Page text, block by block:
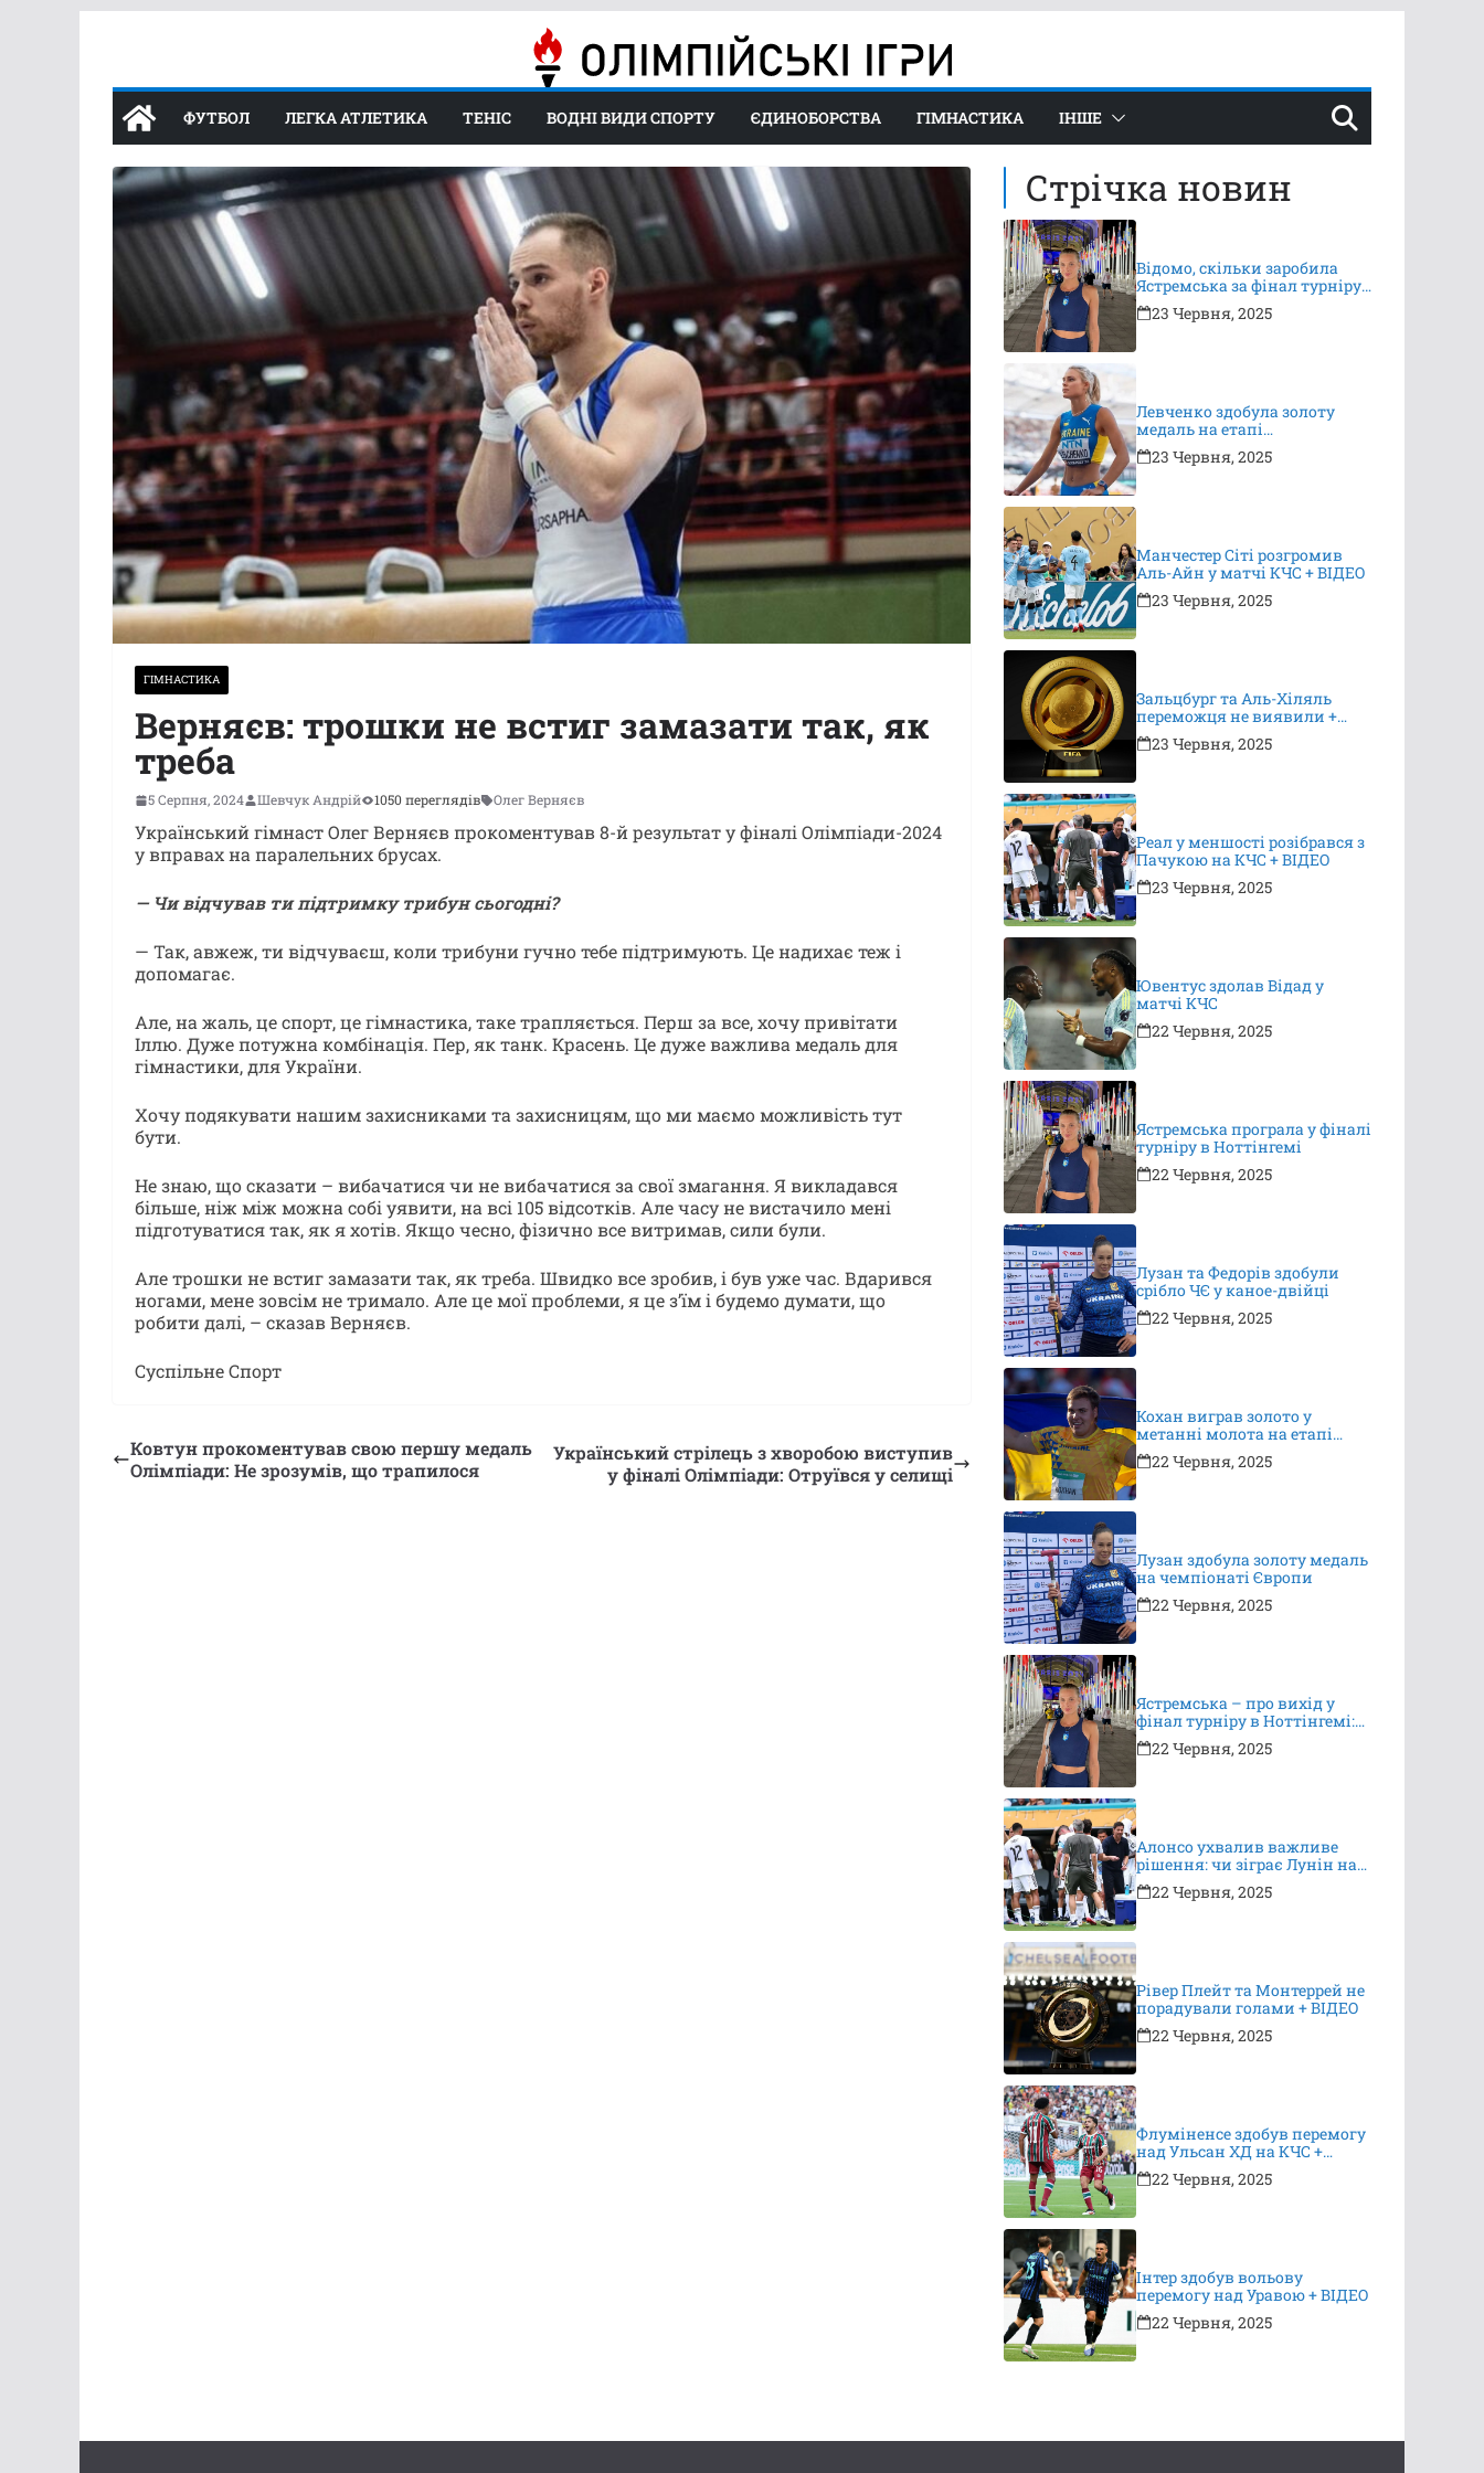
ФУТБОЛ ЛЕГКА АТЛЕТИКА ТЕНІС ВОДНІ ВИДИ СПОРТУ ЄДИНОБОРСТВА ГІМНАСТИКА ІНШЕ
ГІМНАСТИКА
Верняєв: трошки не встиг замазати так, як
треба
5 Серпня, 2024 Шевчук Андрій 1050 переглядів Олег Верняєв
Український гімнаст Олег Верняєв прокоментував 8-й результат у фіналі Олімпіади-2024
у вправах на паралельних брусах.
— Чи відчував ти підтримку трибун сьогодні?
— Так, авжеж, ти відчуваєш, коли трибуни гучно тебе підтримують. Це надихає теж і
допомагає.
Але, на жаль, це спорт, це гімнастика, таке трапляється. Перш за все, хочу привітати
Іллю. Дуже потужна комбінація. Пер, як танк. Красень. Це дуже важлива медаль для
гімнастики, для України.
Хочу подякувати нашим захисниками та захисницям, що ми маємо можливість тут
бути.
Не знаю, що сказати – вибачатися чи не вибачатися за свої змагання. Я викладався
більше, ніж між можна собі уявити, на всі 105 відсотків. Але часу не вистачило мені
підготуватися так, як я хотів. Якщо чесно, фізично все витримав, сили були.
Але трошки не встиг замазати так, як треба. Швидко все зробив, і був уже час. Вдарився
ногами, мене зовсім не тримало. Але це мої проблеми, я це зʼїм і будемо думати, що
робити далі, – сказав Верняєв.
Суспільне Спорт
Ковтун прокоментував свою першу медаль
Олімпіади: Не зрозумів, що трапилося
Український стрілець з хворобою виступив
у фіналі Олімпіади: Отруївся у селищі
Стрічка новин
Відомо, скільки заробила
Ястремська за фінал турніру
в Ноттінгемі
23 Червня, 2025
Левченко здобула золоту
медаль на етапі
Континентального туру
23 Червня, 2025
Манчестер Сіті розгромив
Аль-Айн у матчі КЧС + ВІДЕО
23 Червня, 2025
Зальцбург та Аль-Хіляль
переможця не виявили +
ВІДЕО
23 Червня, 2025
Реал у меншості розібрався з
Пачукою на КЧС + ВІДЕО
23 Червня, 2025
Ювентус здолав Відад у
матчі КЧС
22 Червня, 2025
Ястремська програла у фіналі
турніру в Ноттінгемі
22 Червня, 2025
Лузан та Федорів здобули
срібло ЧЄ у каное-двійці
22 Червня, 2025
Кохан виграв золото у
метанні молота на етапі
Континентального туру
22 Червня, 2025
Лузан здобула золоту медаль
на чемпіонаті Європи
22 Червня, 2025
Ястремська – про вихід у
фінал турніру в Ноттінгемі:
це неймовірно, я дуже
вдячна за підтримку
22 Червня, 2025
Алонсо ухвалив важливе
рішення: чи зіграє Лунін на
КЧС?
22 Червня, 2025
Рівер Плейт та Монтеррей не
порадували голами + ВІДЕО
22 Червня, 2025
Флуміненсе здобув перемогу
над Ульсан ХД на КЧС +
ВІДЕО
22 Червня, 2025
Інтер здобув вольову
перемогу над Уравою + ВІДЕО
22 Червня, 2025